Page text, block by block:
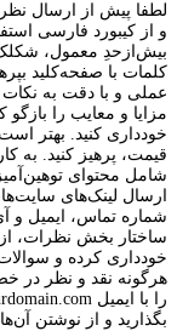
لطفا پیش از ارسال
بیش‌از‌حدِ معمول، شکلک
کلمات با صفحه‌کلید
عملی و با دقت به
مزایا و معایب را
خودداری کنید. بهتر
قیمت، پرهیز کنید. به
شامل محتوای
ارسال لینک‌های
شماره تماس، ایمیل و
ساختار بخش نظرات،
خودداری کرده و
هرگونه نقد و نظر در
بگذارید و از نوشتن